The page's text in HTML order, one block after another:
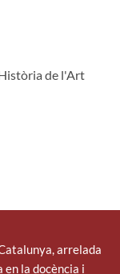
de l'Art
arrelada
la docència i